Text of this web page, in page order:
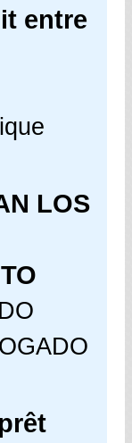
entre
LOS